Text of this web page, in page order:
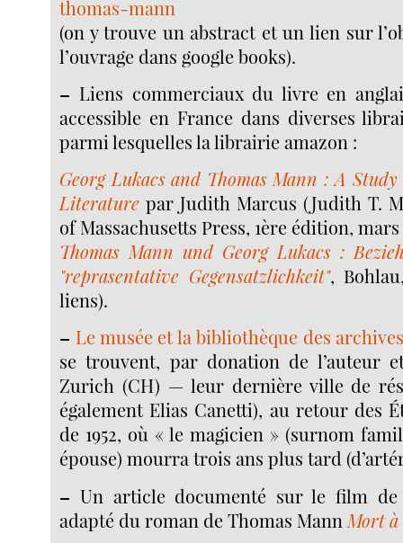
thomas-mann
(on y trouve un abstract et un lien sur
l’ouvrage dans google books).
– Liens commerciaux du livre en
accessible en France dans diverses
parmi lesquelles la librairie amazon :
Georg Lukacs and Thomas Mann : A
Literature par Judith Marcus (Judith T.
of Massachusetts Press, 1ère édition, mars
Thomas Mann und Georg Lukacs :
"reprasentative Gegensatzlichkeit",
liens).
– Le musée et la bibliothèque des
se trouvent, par donation de l’auteur
Zurich (CH) — leur dernière ville de
également Elias Canetti), au retour des
de 1952, où « le magicien » (surnom
épouse) mourra trois ans plus tard
– Un article documenté sur le film de
adapté du roman de Thomas Mann Mort à